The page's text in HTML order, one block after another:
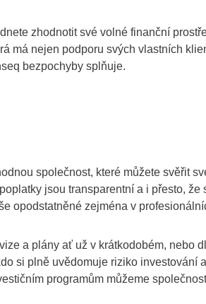
zhodnotit své volné finanční
má nejen podporu svých vlastních
bezpochyby splňuje.
společnost, které můžete svěřit
jsou transparentní a i přesto,
opodstatněné zejména v
a plány ať už v krátkodobém, nebo
si plně uvědomuje riziko
programům můžeme